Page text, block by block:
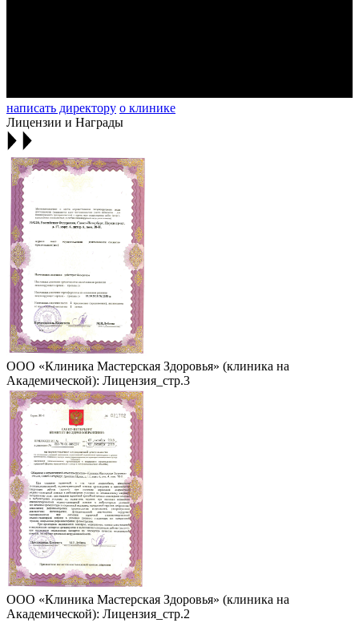
написать директору о клинике
Лицензии и Награды
ООО «Клиника Мастерская Здоровья» (клиника на
Академической): Лицензия_стр.3
ООО «Клиника Мастерская Здоровья» (клиника на
Академической): Лицензия_стр.2